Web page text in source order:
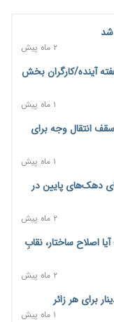
تحصیلات تکمیلی
۱ روز پیش
قانونی با هدف
۱ روز پیش
کشیده شد؛ افت ۲۵ درصدی تیراژ ایران‌خودرو،
۱ روز پیش
تأمین کالاهای
۱ روز پیش
۲ ماه پیش
آینده/کارگران بخش
۱ ماه پیش
سقف انتقال وجه برای
۱ ماه پیش
خانوارهای دهک‌های پایین در
۲ ماه پیش
اصلاح ساختار، نقابِ
۲ ماه پیش
۱ ماه پیش